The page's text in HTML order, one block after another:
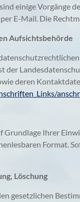
einige Vorgänge
E-Mail. Die
Aufsichtsbehörde
der
deren
Grundlage Ihrer
Format.
Löschung
gesetzlichen